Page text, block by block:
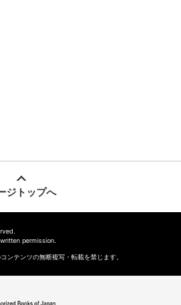
ジトップへ
permission.
ンテンツの無断複写・転載を禁じます。